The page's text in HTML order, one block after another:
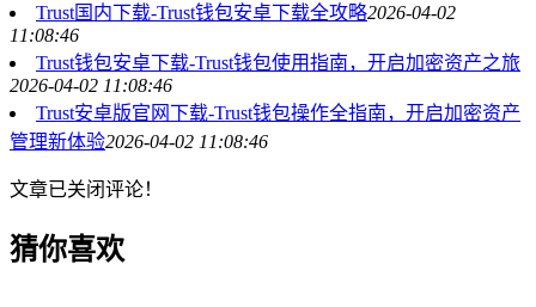
Trust国内下载-Trust钱包安卓下载全攻略2026-04-02
11:08:46
Trust钱包安卓下载-Trust钱包使用指南，开启加密资产之旅
2026-04-02 11:08:46
Trust安卓版官网下载-Trust钱包操作全指南，开启加密资产
管理新体验2026-04-02 11:08:46
文章已关闭评论！
猜你喜欢